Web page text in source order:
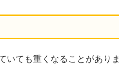
いても重くなることがありま